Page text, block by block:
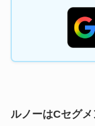
ルノーはCセグ